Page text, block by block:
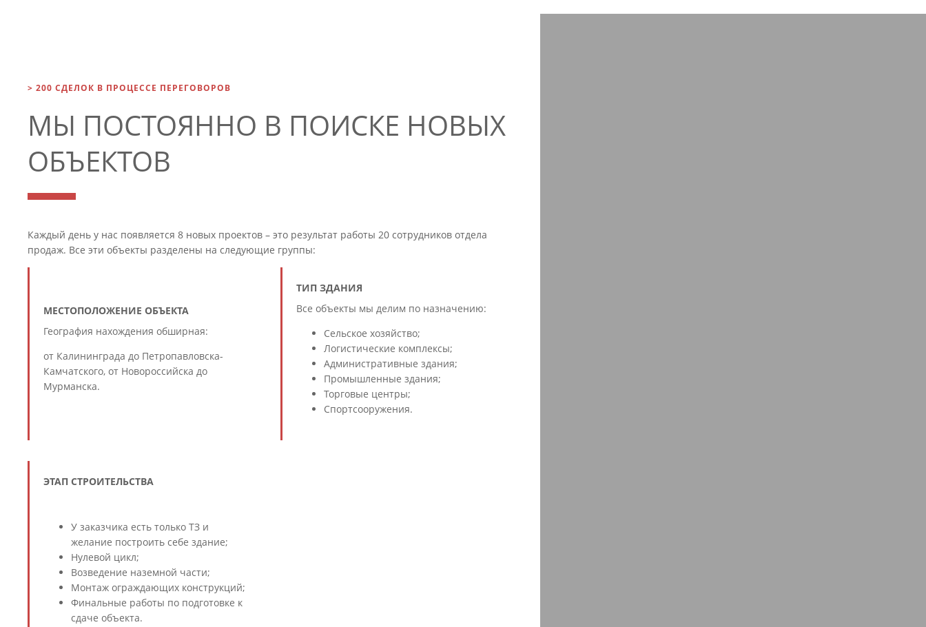
> 200 СДЕЛОК В ПРОЦЕССЕ ПЕРЕГОВОРОВ
МЫ ПОСТОЯННО В ПОИСКЕ НОВЫХ
ОБЪЕКТОВ
Каждый день у нас появляется 8 новых проектов – это результат работы 20 сотрудников отдела
продаж. Все эти объекты разделены на следующие группы:
МЕСТОПОЛОЖЕНИЕ ОБЪЕКТА
География нахождения обширная:
от Калининграда до Петропавловска-
Камчатского, от Новороссийска до
Мурманска.
ТИП ЗДАНИЯ
Все объекты мы делим по назначению:
Сельское хозяйство;
Логистические комплексы;
Административные здания;
Промышленные здания;
Торговые центры;
Спортсооружения.
ЭТАП СТРОИТЕЛЬСТВА
У заказчика есть только ТЗ и
желание построить себе здание;
Нулевой цикл;
Возведение наземной части;
Монтаж ограждающих конструкций;
Финальные работы по подготовке к
сдаче объекта.